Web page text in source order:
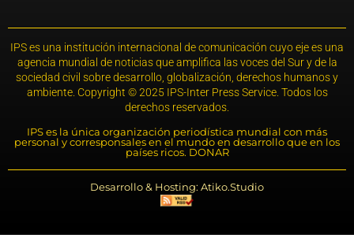
IPS es una institución internacional de comunicación cuyo eje es una
agencia mundial de noticias que amplifica las voces del Sur y de la
sociedad civil sobre desarrollo, globalización, derechos humanos y
ambiente. Copyright © 2025 IPS-Inter Press Service. Todos los
derechos reservados.
IPS es la única organización periodística mundial con más
personal y corresponsales en el mundo en desarrollo que en los
países ricos. DONAR
Desarrollo & Hosting: Atiko.Studio